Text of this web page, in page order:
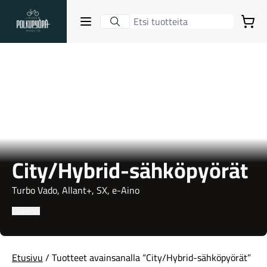
Lahden Polkupyörähuolto - etusivulle
Avaa sulje valikko
Gravel-pyörät
Ostoskori
City/Hybrid-sähköpyörät
Turbo Vado, Allant+, SX, e-Aino
Laajenna
Etusivu/ Tuotteet avainsanalla “City/Hybrid-sähköpyörät”